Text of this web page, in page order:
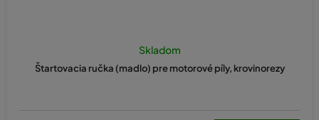
Štartovacia ručka (madlo) pre motorové píly, krovinorezy
Skladom